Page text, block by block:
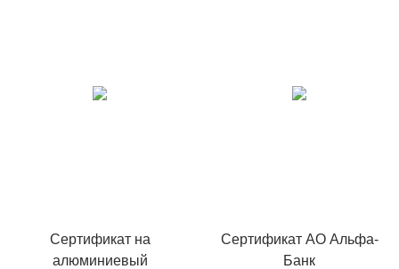
Сертификат на
алюминиевый
Сертификат АО Альфа-
Банк